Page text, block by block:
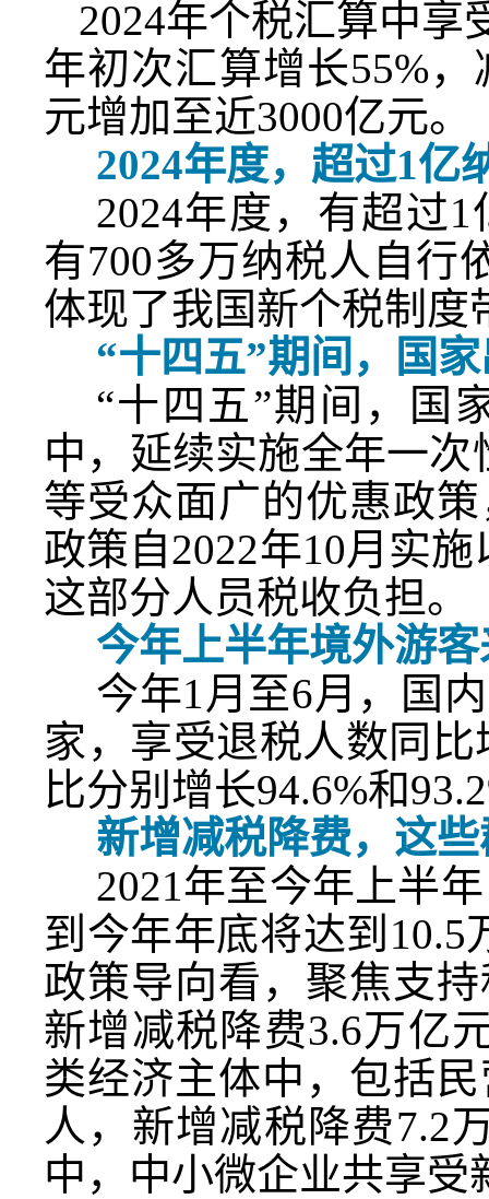
2024年个税汇算中享
年初次汇算增长55%，
元增加至近3000亿元。
2024年度，超过1亿
2024年度，有超过
有700多万纳税人自行
体现了我国新个税制度
“十四五”期间，国
“十四五”期间，国
中，延续实施全年一
等受众面广的优惠政
政策自2022年10月实
这部分人员税收负担。
今年上半年境外游
今年1月至6月，国
家，享受退税人数同
比分别增长94.6%和
新增减税降费，这
2021年至今年上半
到今年年底将达到
政策导向看，聚焦支
新增减税降费3.6万亿
类经济主体中，包括
人，新增减税降费7.2
中，中小微企业共享受